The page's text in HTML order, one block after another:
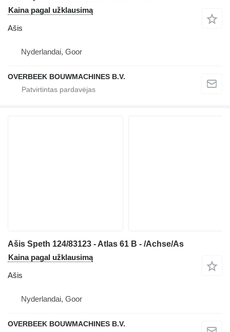
Kaina pagal užklausimą
Ašis
Nyderlandai, Goor
OVERBEEK BOUWMACHINES B.V.
Ašis Speth 124/83123 - Atlas 61 B - /Achse/As
Kaina pagal užklausimą
Ašis
Nyderlandai, Goor
OVERBEEK BOUWMACHINES B.V.